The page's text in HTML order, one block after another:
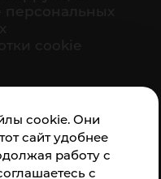
cookie. Они
сайт удобнее
работу с
с